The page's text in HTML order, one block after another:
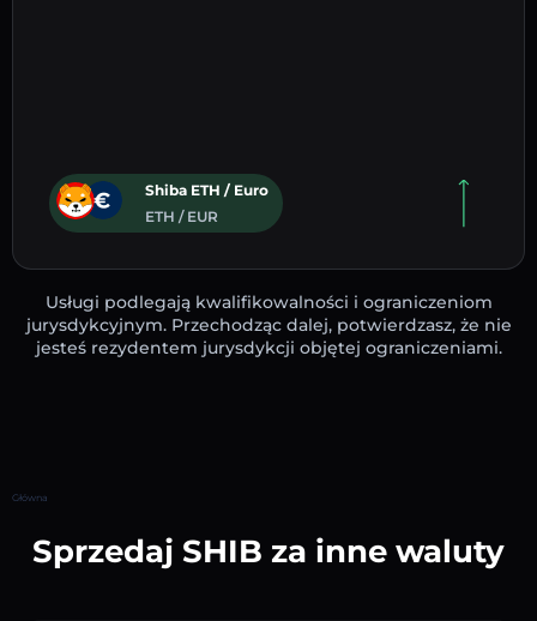
Shiba ETH / Euro
ETH / EUR
Usługi podlegają kwalifikowalności i ograniczeniom
jurysdykcyjnym. Przechodząc dalej, potwierdzasz, że nie
jesteś rezydentem jurysdykcji objętej ograniczeniami.
Główna
Sprzedaj SHIB za inne waluty